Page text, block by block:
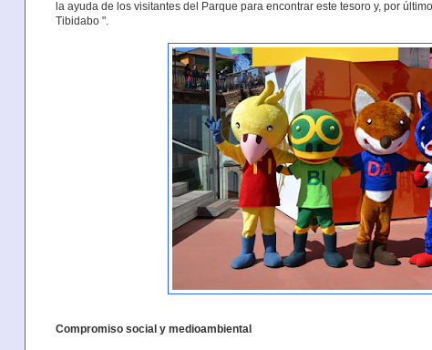
la ayuda de los visitantes del Parque para encontrar este tesoro y, por
Tibidabo ".
Compromiso social y medioambiental